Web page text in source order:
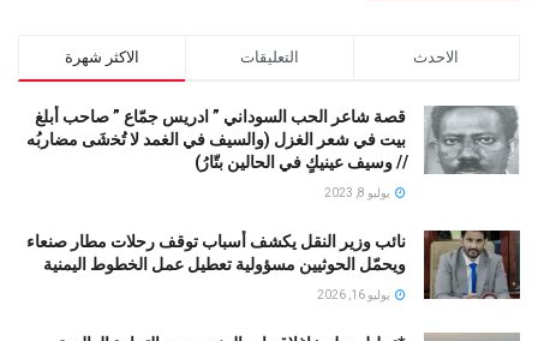
الاكثر شهرة التعليقات الاحدث
قصة شاعر الحب السوداني ” ادريس جمّاع ” صاحب أبلغ
بيت في شعر الغزل (وﺍﻟﺴﻴﻒ ﻓﻲ الغمد ﻻ ﺗُﺨشَى مضاربُه
// ﻭﺳﻴﻒ ﻋﻴﻨﻴﻚٍ ﻓﻲ ﺍﻟﺤﺎﻟﻴﻦ ﺑﺘّﺎﺭُ)
يوليو 8, 2023
نائب وزير النقل يكشف أسباب توقف رحلات مطار صنعاء
ويحمّل الحوثيين مسؤولية تعطيل عمل الخطوط اليمنية
يوليو 16, 2026